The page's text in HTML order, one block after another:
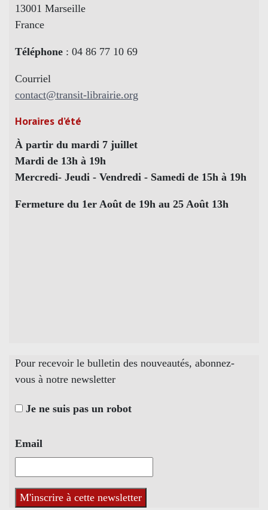
13001 Marseille
France
Téléphone : 04 86 77 10 69
Courriel
contact@transit-librairie.org
Horaires d’été
À partir du mardi 7 juillet
Mardi de 13h à 19h
Mercredi- Jeudi - Vendredi - Samedi de 15h à 19h
Fermeture du 1er Août de 19h au 25 Août 13h
Pour recevoir le bulletin des nouveautés, abonnez-
vous à notre newsletter
Je ne suis pas un robot
Email